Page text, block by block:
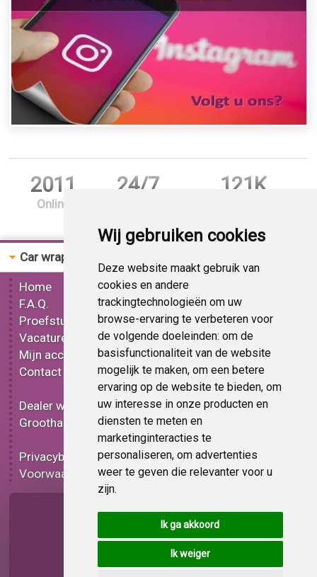
Wij gebruiken cookies
Deze website maakt gebruik van
cookies en andere
trackingtechnologieën om uw
browse-ervaring te verbeteren voor
de volgende doeleinden: om de
basisfunctionaliteit van de website
mogelijk te maken, om een betere
ervaring op de website te bieden, om
uw interesse in onze producten en
diensten te meten en
marketinginteracties te
personaliseren, om advertenties
weer te geven die relevanter voor u
zijn.
Ik ga akkoord
Ik weiger
2011
Online
24/7 121K
Car wrap folie
Home
F.A.Q.
Proefstuk
Vacatures
Mijn account
Contact
Dealer worden
Groothandel
Privacybeleid
Voorwaarden
Gereedschap
Mat car wrap folie
Glans car wrap folie
Metallic car wrap folie
3D car wrap folie
Effect car wrap folie
Bedrukt car wrap folie
Carbon car wrap folie
Tint folie
Functionele folie
Car wrap folie korting
Op bestelling
Pagina delen